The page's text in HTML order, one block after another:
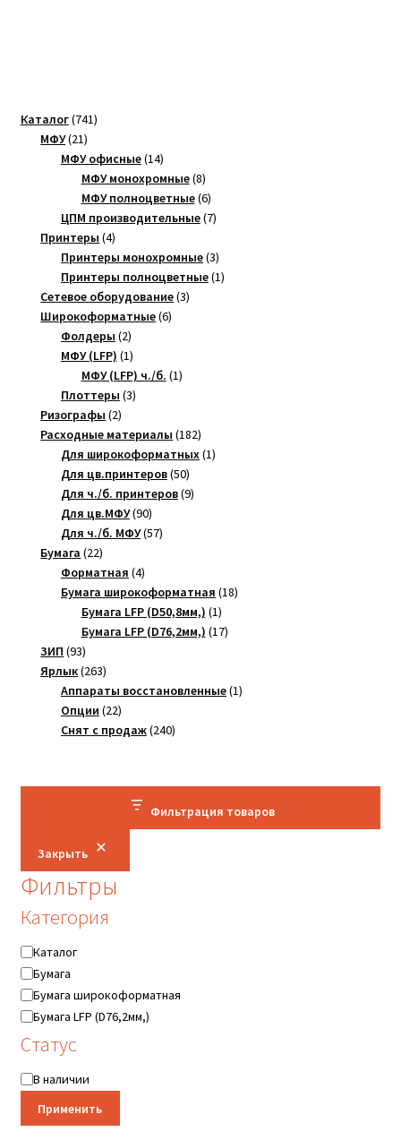
Каталог 741741
МФУ 2121
товар
МФУ офисные 1414
товаров
МФУ монохромные 88
товаров
МФУ полноцветные 66
товаров
ЦПМ производительные 77
Принтеры 44
товара
Принтеры монохромные 33
товара
Принтеры полноцветные 11
Сетевое оборудование 33
Широкоформатные 66
Фолдеры 22
товара
МФУ (LFP) 11
товар
МФУ (LFP) ч./б. 11
Плоттеры 33
Ризографы 22
товара
Расходные материалы 182182
товара
Для широкоформатных 11
Для цв.принтеров 5050
товаров
Для ч./б. принтеров 99
Для цв.МФУ 9090
товаров
Для ч./б. МФУ 5757
Бумага 2222
товара
Форматная 44
товара
Бумага широкоформатная 1818
Бумага LFP (D50,8мм,) 11
товар
Бумага LFP (D76,2мм,) 1717
ЗИП 9393
товара
Ярлык 263263
товара
Аппараты восстановленные 11
Опции 2222
товара
Снят с продаж 240240
Фильтрация товаров
Закрыть
Фильтры
Категория
Категория
Каталог
Бумага
Бумага широкоформатная
Бумага LFP (D76,2мм,)
Статус
Статус
В наличии
Применить